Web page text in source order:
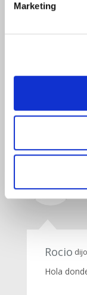
Marketing
Rocio
Hola